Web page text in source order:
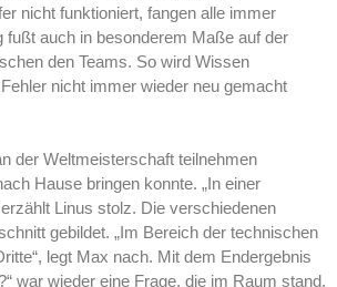
nicht funktioniert, fangen alle immer
fußt auch in besonderem Maße auf der
den Teams. So wird Wissen
nicht immer wieder neu gemacht
der Weltmeisterschaft teilnehmen
Hause bringen konnte. „In einer
Linus stolz. Die verschiedenen
gebildet. „Im Bereich der technischen
legt Max nach. Mit dem Endergebnis
war wieder eine Frage, die im Raum stand.